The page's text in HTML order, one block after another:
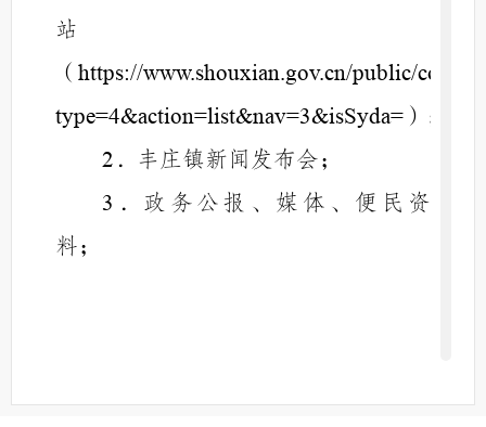
站
（ https://www.shouxian.gov.cn/public/
type=4&action=list&nav=3&isSyda= ）；
2 ． 丰庄镇新闻发布会；
3 ． 政务公报、媒体、便民资
料；